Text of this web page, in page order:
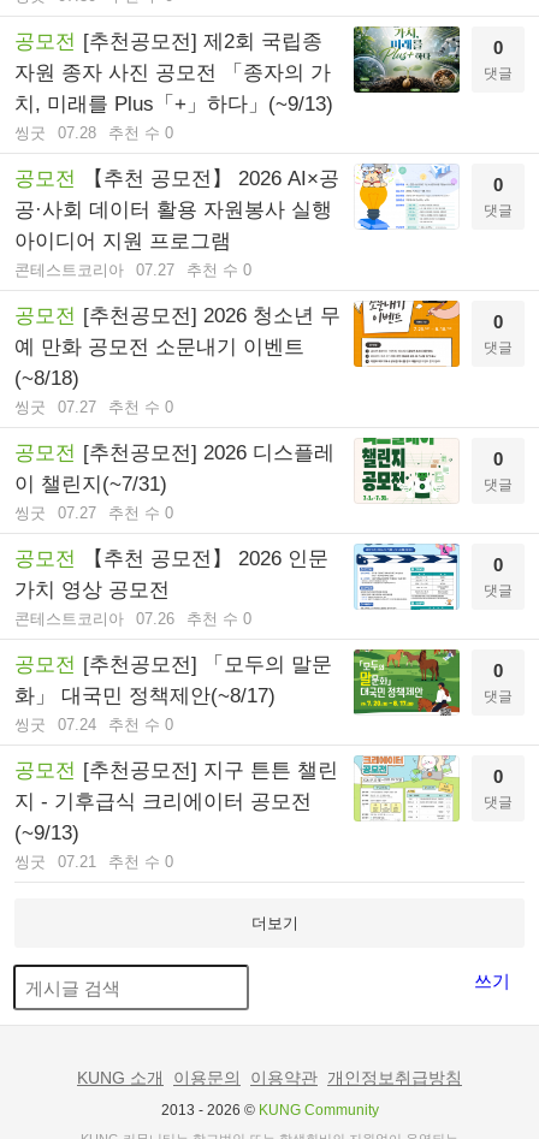
공모전 [추천공모전] 제2회 국립종
자원 종자 사진 공모전 「종자의 가
치, 미래를 Plus「+」하다」(~9/13)
씽굿 07.28 추천 수 0
0
댓글
공모전
【추천 공모전】 2026 AI×공
공·사회 데이터 활용 자원봉사 실행
아이디어 지원 프로그램
콘테스트코리아 07.27 추천 수 0
0
댓글
공모전 [추천공모전] 2026 청소년 무
예 만화 공모전 소문내기 이벤트
(~8/18)
씽굿 07.27 추천 수 0
0
댓글
공모전 [추천공모전] 2026 디스플레
이 챌린지(~7/31)
씽굿 07.27 추천 수 0
0
댓글
공모전
【추천 공모전】 2026 인문
가치 영상 공모전
콘테스트코리아 07.26 추천 수 0
0
댓글
공모전 [추천공모전] 「모두의 말문
화」 대국민 정책제안(~8/17)
씽굿 07.24 추천 수 0
0
댓글
공모전 [추천공모전] 지구 튼튼 챌린
지 - 기후급식 크리에이터 공모전
(~9/13)
씽굿 07.21 추천 수 0
0
댓글
더보기
쓰기
KUNG 소개 이용문의 이용약관 개인정보취급방침
2013 - 2026 © KUNG Community